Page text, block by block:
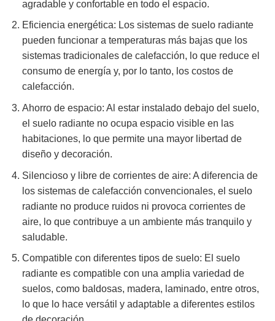
agradable y confortable en todo el espacio.
Eficiencia energética: Los sistemas de suelo radiante
pueden funcionar a temperaturas más bajas que los
sistemas tradicionales de calefacción, lo que reduce el
consumo de energía y, por lo tanto, los costos de
calefacción.
Ahorro de espacio: Al estar instalado debajo del suelo,
el suelo radiante no ocupa espacio visible en las
habitaciones, lo que permite una mayor libertad de
diseño y decoración.
Silencioso y libre de corrientes de aire: A diferencia de
los sistemas de calefacción convencionales, el suelo
radiante no produce ruidos ni provoca corrientes de
aire, lo que contribuye a un ambiente más tranquilo y
saludable.
Compatible con diferentes tipos de suelo: El suelo
radiante es compatible con una amplia variedad de
suelos, como baldosas, madera, laminado, entre otros,
lo que lo hace versátil y adaptable a diferentes estilos